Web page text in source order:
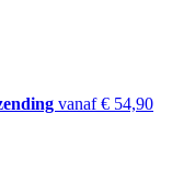
vanaf € 54,90